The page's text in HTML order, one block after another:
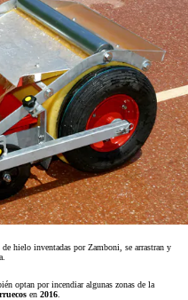
de hielo inventadas por Zamboni, se arrastran y
optan por incendiar algunas zonas de la
en 2016